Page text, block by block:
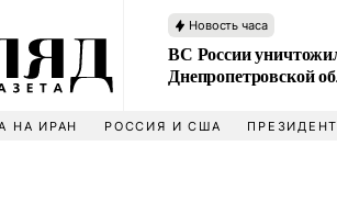
Новость часа
ВС России
Днепропетровской
НА ИРАН РОССИЯ И США